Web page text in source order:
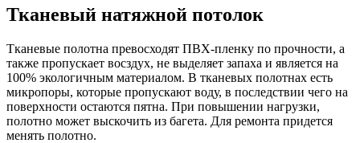
Тканевый натяжной потолок
Тканевые полотна превосходят ПВХ-пленку по прочности, а
также пропускает восздух, не выделяет запаха и является на
100% экологичным материалом. В тканевых полотнах есть
микропоры, которые пропускают воду, в последствии чего на
поверхности остаются пятна. При повышении нагрузки,
полотно может выскочить из багета. Для ремонта придется
менять полотно.